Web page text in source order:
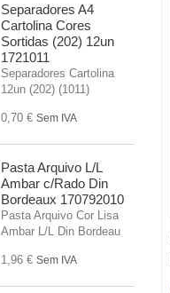
Separadores A4
Cartolina Cores
Sortidas (202) 12un
1721011
Separadores Cartolina
12un (202) (1011)
0,70 € Sem IVA
Pasta Arquivo L/L
Ambar c/Rado Din
Bordeaux 170792010
Pasta Arquivo Cor Lisa
Ambar L/L Din Bordeau
1,96 € Sem IVA